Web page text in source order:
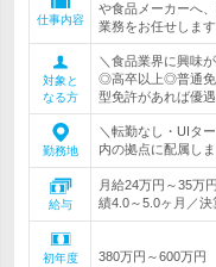
仕事内容
や食品メーカーへ
業務をお任せします
対象と
なる方
＼食品業界に興味
◎高卒以上◎普通免
型免許があれば優遇
勤務地
＼転勤なし・UIタ
内の拠点に配属し
給与
月給24万円～35万
績4.0～5.0ヶ月／
初年度
380万円～600万円